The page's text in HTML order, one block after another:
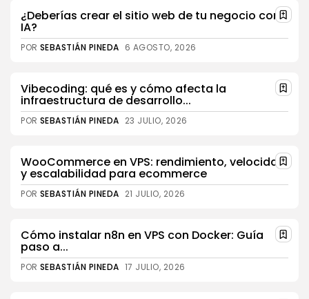
¿Deberías crear el sitio web de tu negocio con
IA?
POR SEBASTIÁN PINEDA 6 AGOSTO, 2026
Vibecoding: qué es y cómo afecta la
infraestructura de desarrollo...
POR SEBASTIÁN PINEDA 23 JULIO, 2026
WooCommerce en VPS: rendimiento, velocidad
y escalabilidad para ecommerce
POR SEBASTIÁN PINEDA 21 JULIO, 2026
Cómo instalar n8n en VPS con Docker: Guía
paso a...
POR SEBASTIÁN PINEDA 17 JULIO, 2026